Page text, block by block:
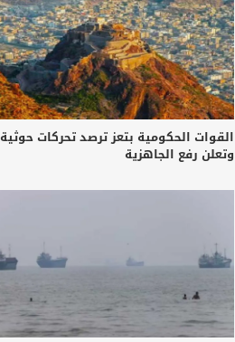
القوات الحكومية بتعز ترصد تحركات حوثية
وتعلن رفع الجاهزية